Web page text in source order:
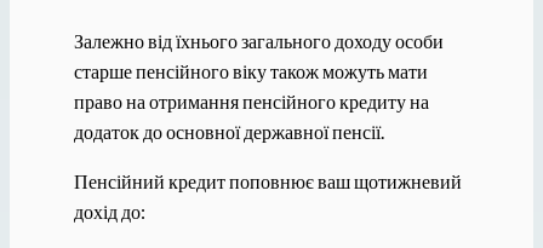
Залежно від їхнього загального доходу особи
старше пенсійного віку також можуть мати
право на отримання пенсійного кредиту на
додаток до основної державної пенсії.
Пенсійний кредит поповнює ваш щотижневий
дохід до: